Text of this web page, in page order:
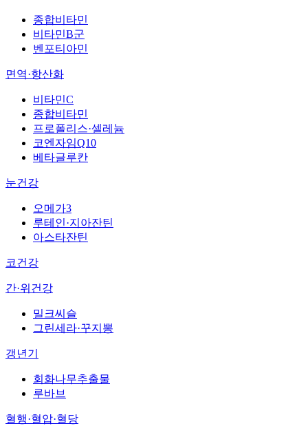
종합비타민
비타민B군
벤포티아민
면역·항산화
비타민C
종합비타민
프로폴리스·셀레늄
코엔자임Q10
베타글루칸
눈건강
오메가3
루테인·지아잔틴
아스타잔틴
코건강
간·위건강
밀크씨슬
그린세라·꾸지뽕
갱년기
회화나무추출물
루바브
혈행·혈압·혈당